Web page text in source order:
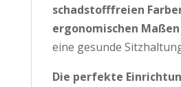
schadstofffreien
ergonomischen Maßen
eine gesunde
Die perfekte